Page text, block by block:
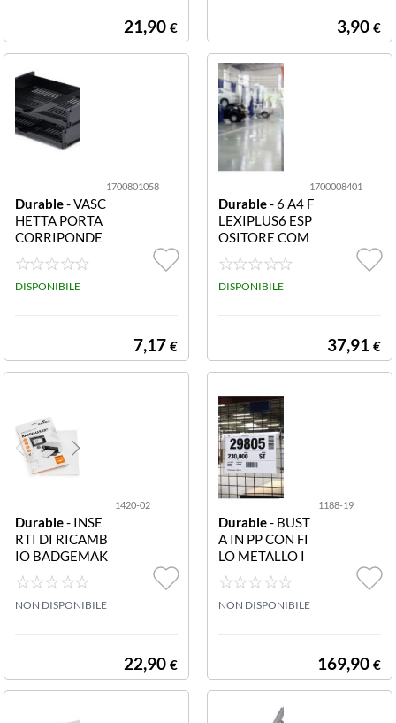
21,90 € 3,90 €
1700801058
Durable- VASC
HETTA PORTA
CORRIPONDE
NZA OPTIMO A
4 PORTACORRI
SPONDENZA C
ARBONE
DISPONIBILE
7,17 €
1700008401
Durable- 6 A4 F
LEXIPLUS6 ESP
OSITORE COM
P VER 1700008
401 FLEXIPLUS
6 A4. ESPOSITO
DISPONIBILE
37,91 €
1420-02
Durable- INSE
RTI DI RICAMB
IO BADGEMAK
ER A6 1420-02
INSERTI DI RIC
AMBIO BADGE
NON DISPONIBILE
22,90 €
1188-19
Durable- BUST
A IN PP CON FI
LO METALLO I
NTEGRATO E A
LETTA A4 ORIZ
ZONTALE CF50
ncato flessibile
NON DISPONIBILE
169,90 €